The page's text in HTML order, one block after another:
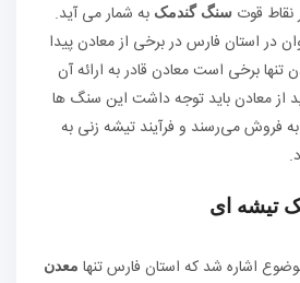
نقاط قوت سنگ گندمک به شمار می آید.
در استان فارس در برخی از معادن پیدا
تنها برخی است معادن قادر به ارائه آن
از معادن باید توجه داشت این سنگ ها
فروش می‌رسند و فرآیند تیشه زنی به
تیشه ای
اشاره شد که استان فارس تنها معدن